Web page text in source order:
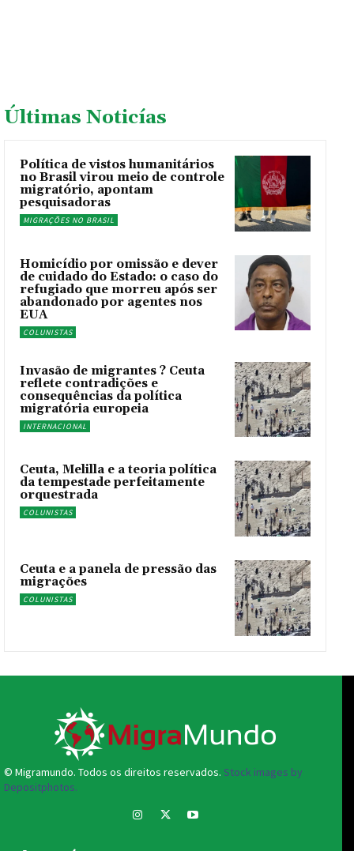
Últimas Noticías
Política de vistos humanitários
no Brasil virou meio de controle
migratório, apontam
pesquisadoras
MIGRAÇÕES NO BRASIL
Homicídio por omissão e dever
de cuidado do Estado: o caso do
refugiado que morreu após ser
abandonado por agentes nos
EUA
COLUNISTAS
Invasão de migrantes ? Ceuta
reflete contradições e
consequências da política
migratória europeia
INTERNACIONAL
Ceuta, Melilla e a teoria política
da tempestade perfeitamente
orquestrada
COLUNISTAS
Ceuta e a panela de pressão das
migrações
COLUNISTAS
© Migramundo. Todos os direitos reservados. Stock images by
Depositphotos.